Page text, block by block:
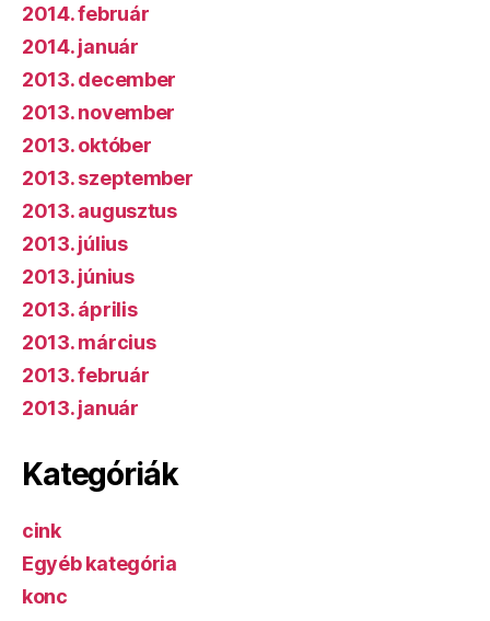
2014. február
2014. január
2013. december
2013. november
2013. október
2013. szeptember
2013. augusztus
2013. július
2013. június
2013. április
2013. március
2013. február
2013. január
Kategóriák
cink
Egyéb kategória
konc